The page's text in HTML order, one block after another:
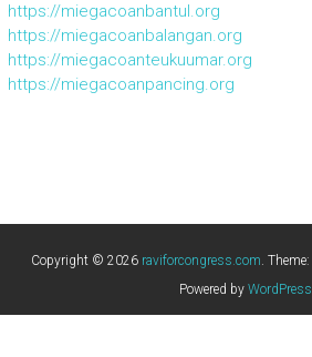
https://miegacoanbantul.org
https://miegacoanbalangan.org
https://miegacoanteukuumar.org
https://miegacoanpancing.org
Copyright © 2026 raviforcongress.com. Theme:
Powered byWordPress